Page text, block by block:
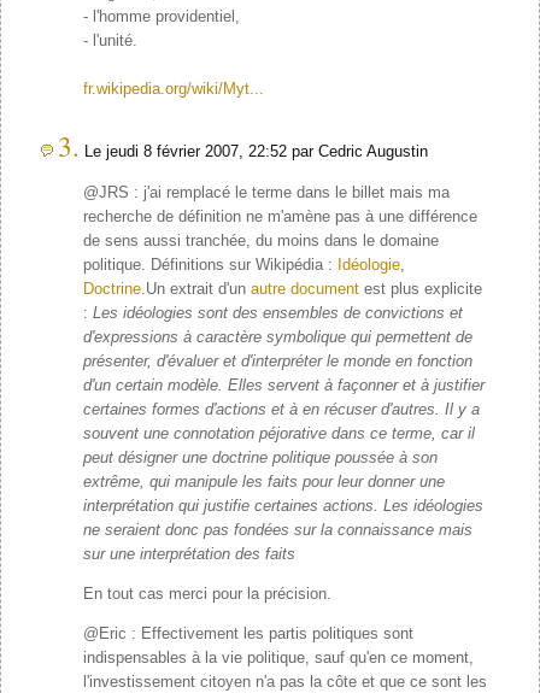
- l'homme providentiel,
- l'unité.
fr.wikipedia.org/wiki/Myt...
3. Le jeudi 8 février 2007, 22:52 par Cedric Augustin
@JRS : j'ai remplacé le terme dans le billet mais ma
recherche de définition ne m'amène pas à une différence
de sens aussi tranchée, du moins dans le domaine
politique. Définitions sur Wikipédia : Idéologie,
Doctrine.Un extrait d'un autre documentest plus explicite
: Les idéologies sont des ensembles de convictions et
d'expressions à caractère symbolique qui permettent de
présenter, d'évaluer et d'interpréter le monde en fonction
d'un certain modèle. Elles servent à façonner et à justifier
certaines formes d'actions et à en récuser d'autres. Il y a
souvent une connotation péjorative dans ce terme, car il
peut désigner une doctrine politique poussée à son
extrême, qui manipule les faits pour leur donner une
interprétation qui justifie certaines actions. Les idéologies
ne seraient donc pas fondées sur la connaissance mais
sur une interprétation des faits
En tout cas merci pour la précision.
@Eric : Effectivement les partis politiques sont
indispensables à la vie politique, sauf qu'en ce moment,
l'investissement citoyen n'a pas la côte et que ce sont les